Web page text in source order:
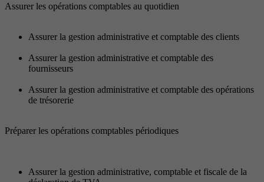
Assurer les opérations comptables au quotidien
Assurer la gestion administrative et comptable des clients
Assurer la gestion administrative et comptable des
fournisseurs
Assurer la gestion administrative et comptable des opérations
de trésorerie
Préparer les opérations comptables périodiques
Assurer la gestion administrative, comptable et fiscale de la